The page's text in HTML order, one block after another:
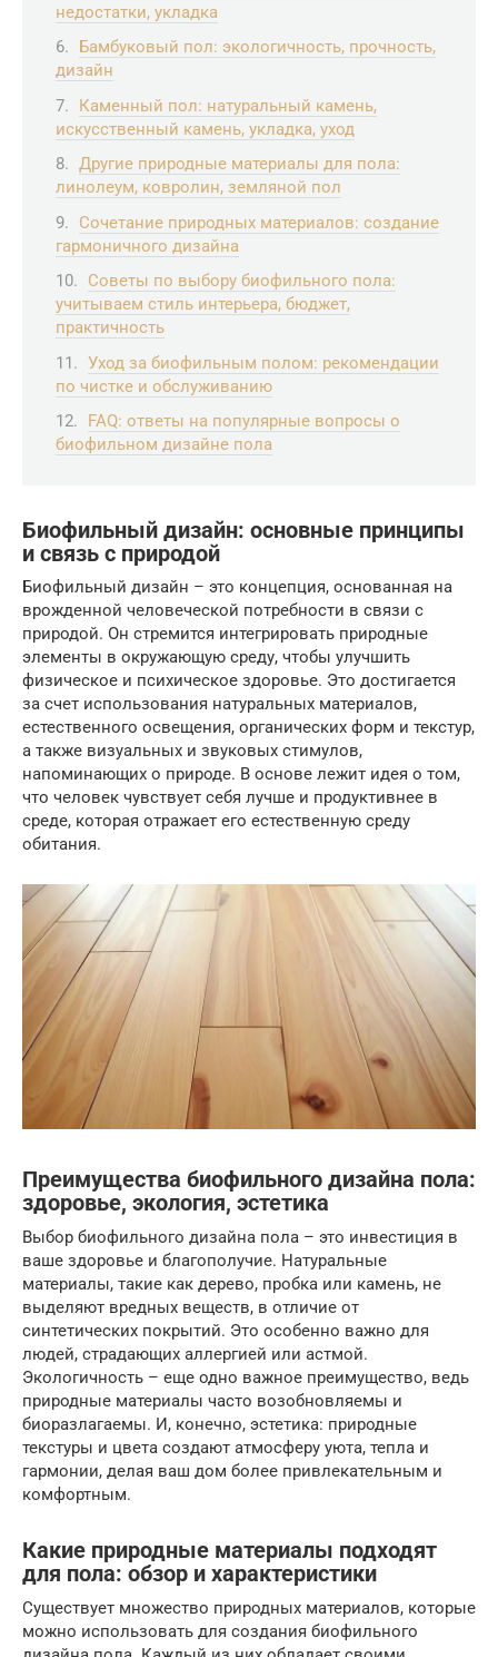
недостатки, укладка
Бамбуковый пол: экологичность, прочность,
дизайн
Каменный пол: натуральный камень,
искусственный камень, укладка, уход
Другие природные материалы для пола:
линолеум, ковролин, земляной пол
Сочетание природных материалов: создание
гармоничного дизайна
Советы по выбору биофильного пола:
учитываем стиль интерьера, бюджет,
практичность
Уход за биофильным полом: рекомендации
по чистке и обслуживанию
FAQ: ответы на популярные вопросы о
биофильном дизайне пола
Биофильный дизайн: основные принципы
и связь с природой
Биофильный дизайн – это концепция, основанная на
врожденной человеческой потребности в связи с
природой. Он стремится интегрировать природные
элементы в окружающую среду, чтобы улучшить
физическое и психическое здоровье. Это достигается
за счет использования натуральных материалов,
естественного освещения, органических форм и текстур,
а также визуальных и звуковых стимулов,
напоминающих о природе. В основе лежит идея о том,
что человек чувствует себя лучше и продуктивнее в
среде, которая отражает его естественную среду
обитания.
Преимущества биофильного дизайна пола:
здоровье, экология, эстетика
Выбор биофильного дизайна пола – это инвестиция в
ваше здоровье и благополучие. Натуральные
материалы, такие как дерево, пробка или камень, не
выделяют вредных веществ, в отличие от
синтетических покрытий. Это особенно важно для
людей, страдающих аллергией или астмой.
Экологичность – еще одно важное преимущество, ведь
природные материалы часто возобновляемы и
биоразлагаемы. И, конечно, эстетика: природные
текстуры и цвета создают атмосферу уюта, тепла и
гармонии, делая ваш дом более привлекательным и
комфортным.
Какие природные материалы подходят
для пола: обзор и характеристики
Существует множество природных материалов, которые
можно использовать для создания биофильного